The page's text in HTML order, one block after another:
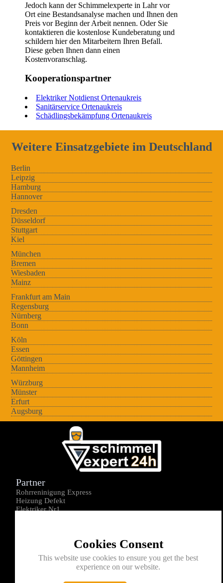
Jedoch kann der Schimmelexperte in Lahr vor
Ort eine Bestandsanalyse machen und Ihnen den
Preis vor Beginn der Arbeit nennen. Oder Sie
kontaktieren die kostenlose Kundeberatung und
schildern hier den Mitarbeitern Ihren Befall.
Diese geben Ihnen dann einen
Kostenvoranschlag.
Kooperationspartner
Elektriker Notdienst Ortenaukreis
Sanitärservice Ortenaukreis
Schädlingsbekämpfung Ortenaukreis
Weitere Einsatzgebiete im Deutschland
Berlin
Leipzig
Hamburg
Hannover
Dresden
Düsseldorf
Stuttgart
Kiel
München
Bremen
Wiesbaden
Mainz
Frankfurt am Main
Regensburg
Nürnberg
Bonn
Köln
Essen
Göttingen
Mannheim
Würzburg
Münster
Erfurt
Augsburg
Cookies Consent
This website use cookies to ensure you get the best
experience on our website.
Partner
Rohrreninigung Express
Heizung Defekt
Elektriker Nr1
Kontakt